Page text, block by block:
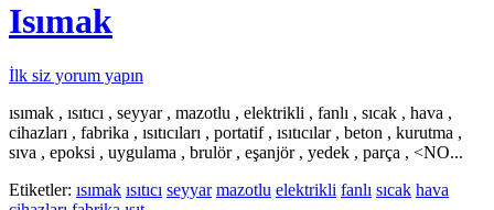
Isımak
İlk siz yorum yapın
ısımak , ısıtıcı , seyyar , mazotlu , elektrikli , fanlı , sıcak , hava ,
cihazları , fabrika , ısıtıcıları , portatif , ısıtıcılar , beton , kurutma ,
sıva , epoksi , uygulama , brulör , eşanjör , yedek , parça , <NO...
Etiketler: ısımak ısıtıcı seyyar mazotlu elektrikli fanlı sıcak hava